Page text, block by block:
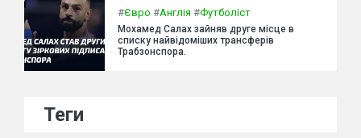
#Євро #Англія #Футболіст
Мохамед Салах зайняв друге місце в
списку найвідоміших трансферів
Трабзонспора.
Теги